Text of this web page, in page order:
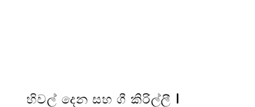
හිවල් දෙන සහ ගී කිරිල්ලී |